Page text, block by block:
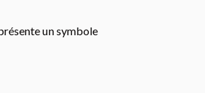
un symbole